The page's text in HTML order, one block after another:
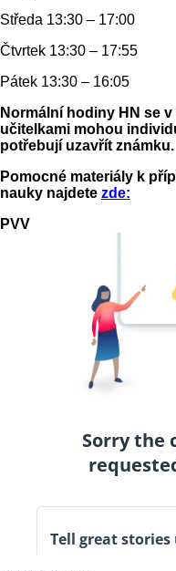
Středa 13:30 – 17:00
Čtvrtek 13:30 – 17:55
Pátek 13:30 – 16:05
Normální hodiny HN se
učitelkami mohou
potřebují uzavřít známku.
Pomocné materiály k
nauky najdete zde:
PVV